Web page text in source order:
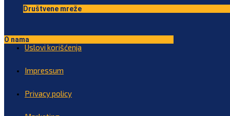
Društvene mreže
O nama
Uslovi korišćenja
Impressum
Privacy policy